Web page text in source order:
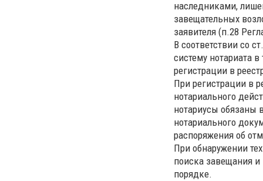
наследниками,
завещательных
заявителя (п.28
В соответствии со
систему нотариата
регистрации в
При регистрации в
нотариального
нотариусы обязаны
нотариального
распоряжения об
При обнаружении
поиска завещания и
порядке.